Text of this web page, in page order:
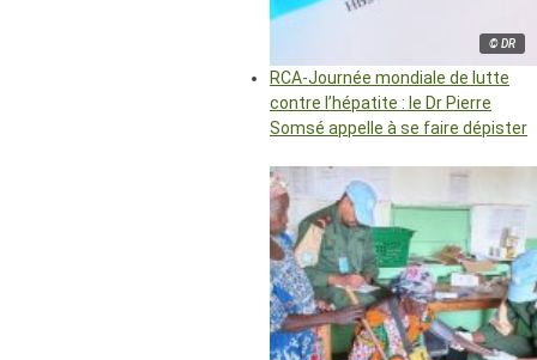
© DR
RCA-Journée mondiale de lutte
contre l’hépatite : le Dr Pierre
Somsé appelle à se faire dépister